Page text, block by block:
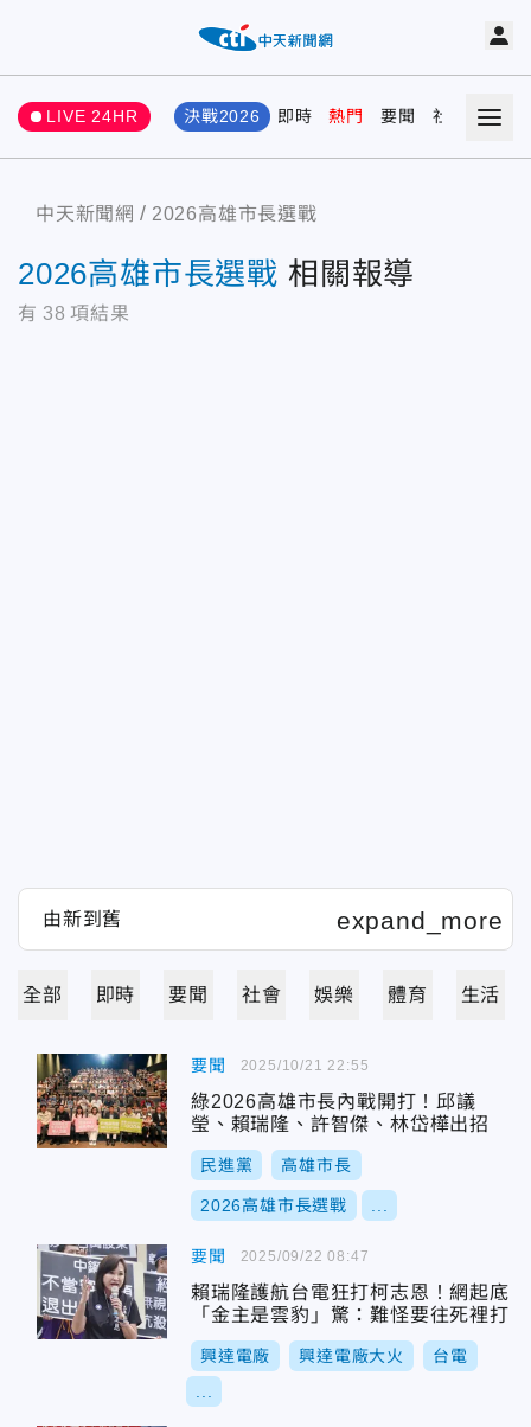
LIVE 24HR 決戰2026 即時 熱門 要聞 社會 娛樂
中天新聞網 2026高雄市長選戰
2026高雄市長選戰 相關報導
有 38 項結果
全部 即時 要聞 社會 娛樂 體育 生活
要聞
綠2026高雄市長內戰開打！邱議
瑩、賴瑞隆、許智傑、林岱樺出招
民進黨 高雄市長
2026高雄市長選戰
2025/10/21 22:55
要聞
賴瑞隆護航台電狂打柯志恩！網起底
「金主是雲豹」驚：難怪要往死裡打
興達電廠 興達電廠大火 台電
2025/09/22 08:47